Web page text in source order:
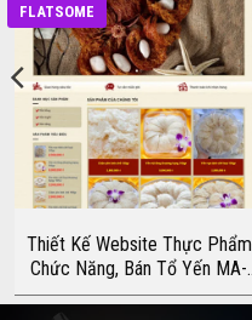
FLATSOME
Thiết Kế Website Thực Phẩm
Chức Năng, Bán Tổ Yến MA-
104